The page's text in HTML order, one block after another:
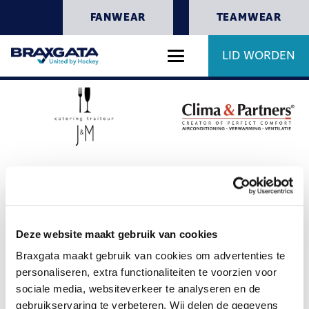
Deze website maakt gebruik van cookies
Braxgata maakt gebruik van cookies om advertenties te
personaliseren, extra functionaliteiten te voorzien voor
sociale media, websiteverkeer te analyseren en de
gebruikservaring te verbeteren. Wij delen de gegevens
FANWEAR TEAMWEAR
LID WORDEN